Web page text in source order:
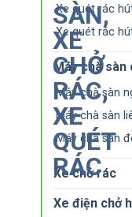
Xe quét rác
Xe quét rác
Máy chà sàn
Máy chà sàn
Máy chà sàn
Máy chà sàn
Xe chở rác
Xe điện chở